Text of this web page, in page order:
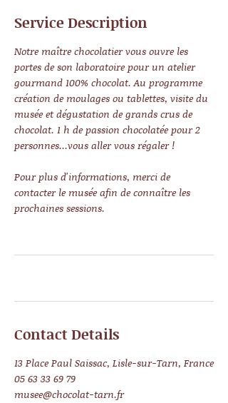
Service Description
Notre maître chocolatier vous ouvre les
portes de son laboratoire pour un atelier
gourmand 100% chocolat. Au programme
création de moulages ou tablettes, visite du
musée et dégustation de grands crus de
chocolat. 1 h de passion chocolatée pour 2
personnes...vous aller vous régaler !
Pour plus d'informations, merci de
contacter le musée afin de connaître les
prochaines sessions.
Contact Details
13 Place Paul Saissac, Lisle-sur-Tarn, France
05 63 33 69 79
musee@chocolat-tarn.fr